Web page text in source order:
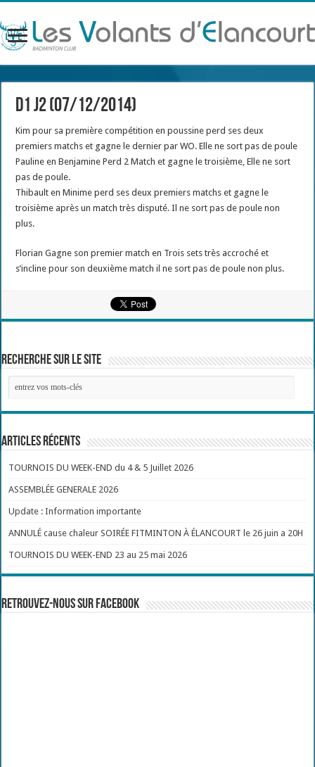
D1 J2 (07/12/2014)
Kim pour sa première compétition en poussine perd ses deux
premiers matchs et gagne le dernier par WO. Elle ne sort pas de poule
Pauline en Benjamine Perd 2 Match et gagne le troisième, Elle ne sort
pas de poule.
Thibault en Minime perd ses deux premiers matchs et gagne le
troisième après un match très disputé. Il ne sort pas de poule non
plus.
Florian Gagne son premier match en Trois sets très accroché et
s’incline pour son deuxième match il ne sort pas de poule non plus.
Recherche sur le site
Articles récents
TOURNOIS DU WEEK-END du 4 & 5 Juillet 2026
ASSEMBLÉE GENERALE 2026
Update : Information importante
ANNULÉ cause chaleur SOIRÉE FITMINTON À ÉLANCOURT le 26 juin a 20H
TOURNOIS DU WEEK-END 23 au 25 mai 2026
Retrouvez-nous sur Facebook